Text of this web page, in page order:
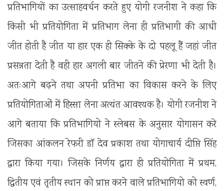
प्रतिभागियों का उत्साहवर्धन करते हुए योगी रजनीश ने कहा कि
किसी भी प्रतियोगिता में प्रतिभाग लेना ही प्रतिभागी की आधी
जीत होती है जीत या हार एक ही सिक्के के दो पहलू हैं जहां जीत
प्रसन्नता देती है वही हार अगली बार जीतने की प्रेरणा भी देती है।
अतःआगे बढ़ने तथा अपनी प्रतिभा का विकास करने के लिए
प्रतियोगिताओं में हिस्सा लेना अत्यंत आवश्यक है। योगी रजनीश ने
आगे बताया कि प्रतिभागियो ने स्लेबस के अनुसार योगासन करे
जिसका आंकलन रेफरी डॉ देव प्रकाश तथा योगाचार्य दीप्ति सिंह
द्वारा किया गया। जिसके निर्णय द्वारा ही प्रतियोगिता में प्रथम,
द्वितीय एवं तृतीय स्थान को प्राप्त करने वाले प्रतिभागियो को स्वर्ण,